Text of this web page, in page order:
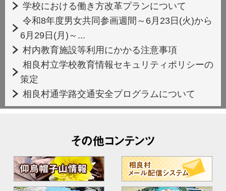
学校における働き方改革プランについて
令和8年度男女共同参画週間～6月23日(火)から
6月29日(月)～...
村内教育施設等利用にかかる注意事項
相良村立学校教育情報セキュリティポリシーの
策定
相良村通学路交通安全プログラムについて